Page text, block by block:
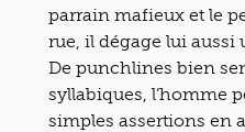
parrain mafieux et le
rue, il dégage lui aussi
De punchlines bien
syllabiques, l’homme
simples assertions en